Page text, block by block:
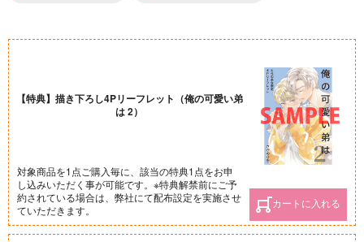
【特典】描き下ろし4Pリーフレット（俺の可愛い弟
は 2）
対象商品を1点ご購入毎に、該当の特典1点をお申
し込みいただく事が可能です。※特典解禁前にご予
約されている場合は、弊社にて配布設定を実施させ
ていただきます。
カートに入れる